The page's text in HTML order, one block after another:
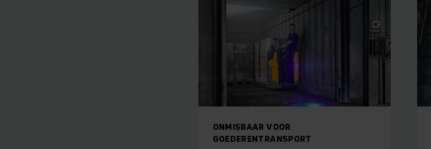
ONMISBAAR VOOR
GOEDERENTRANSPORT